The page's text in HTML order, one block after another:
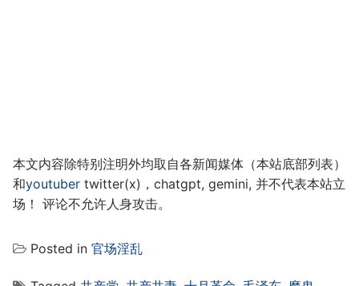
本文内容除特别注明外均取自各新闻媒体（本站底部列表）
和youtuber twitter(x)，chatgpt, gemini, 并不代表本站立
场！ 评论不允许人身攻击。
Posted in 官场淫乱